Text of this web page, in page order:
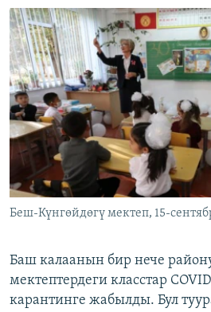
БИЗ ЖАНА ДҮЙНӨ
ДАНИСТЕ
ЭЖЕ-СИҢДИЛЕР
АЗАТТЫК+
ЫҢГАЙСЫЗ СУРООЛОР
Русский
ОНЛАЙН ШЕРИНЕ
ЭЕ/АРнун бардык сайттары
Беш-Күнгөйдөгү мектеп, 15-
Баш калаанын бир нече
мектептердеги класстар
карантинге жабылды. Бул